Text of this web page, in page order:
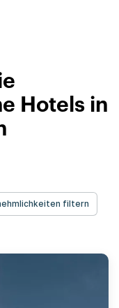
Hotels in
filtern